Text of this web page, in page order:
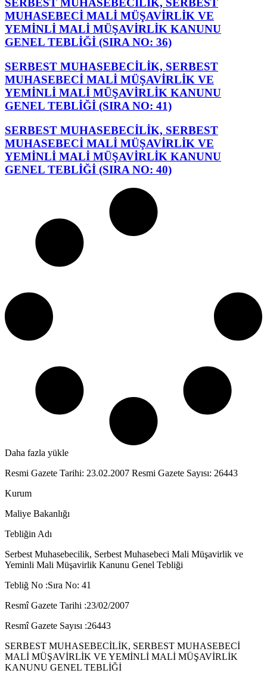
SERBEST MUHASEBECİLİK, SERBEST
MUHASEBECİ MALİ MÜŞAVİRLİK VE
YEMİNLİ MALİ MÜŞAVİRLİK KANUNU
GENEL TEBLİĞİ (SIRA NO: 36)
SERBEST MUHASEBECİLİK, SERBEST
MUHASEBECİ MALİ MÜŞAVİRLİK VE
YEMİNLİ MALİ MÜŞAVİRLİK KANUNU
GENEL TEBLİĞİ (SIRA NO: 41)
SERBEST MUHASEBECİLİK, SERBEST
MUHASEBECİ MALİ MÜŞAVİRLİK VE
YEMİNLİ MALİ MÜŞAVİRLİK KANUNU
GENEL TEBLİĞİ (SIRA NO: 40)
Daha fazla yükle
Resmi Gazete Tarihi: 23.02.2007 Resmi Gazete Sayısı: 26443
Kurum
Maliye Bakanlığı
Tebliğin Adı
Serbest Muhasebecilik, Serbest Muhasebeci Mali Müşavirlik ve
Yeminli Mali Müşavirlik Kanunu Genel Tebliği
Tebliğ No :Sıra No: 41
Resmî Gazete Tarihi :23/02/2007
Resmî Gazete Sayısı :26443
SERBEST MUHASEBECİLİK, SERBEST MUHASEBECİ
MALİ MÜŞAVİRLİK VE YEMİNLİ MALİ MÜŞAVİRLİK
KANUNU GENEL TEBLİĞİ